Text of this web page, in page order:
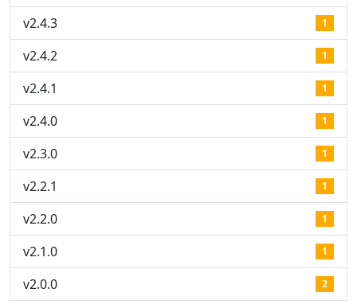
v2.4.3 1
v2.4.2 1
v2.4.1 1
v2.4.0 1
v2.3.0 1
v2.2.1 1
v2.2.0 1
v2.1.0 1
v2.0.0 2